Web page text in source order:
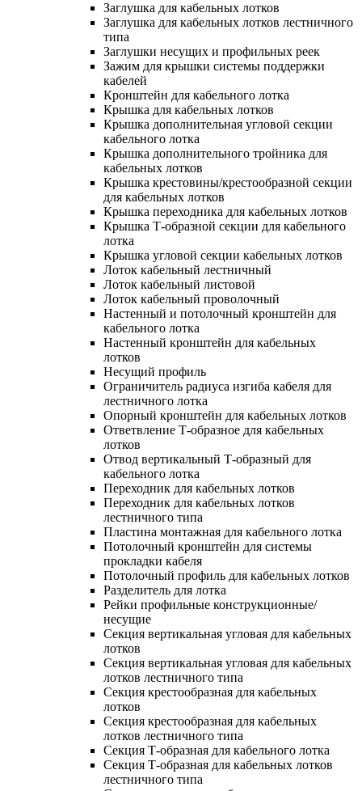
Заглушка для кабельных лотков
Заглушка для кабельных лотков лестничного
типа
Заглушки несущих и профильных реек
Зажим для крышки системы поддержки
кабелей
Кронштейн для кабельного лотка
Крышка для кабельных лотков
Крышка дополнительная угловой секции
кабельного лотка
Крышка дополнительного тройника для
кабельных лотков
Крышка крестовины/крестообразной секции
для кабельных лотков
Крышка переходника для кабельных лотков
Крышка Т-образной секции для кабельного
лотка
Крышка угловой секции кабельных лотков
Лоток кабельный лестничный
Лоток кабельный листовой
Лоток кабельный проволочный
Настенный и потолочный кронштейн для
кабельного лотка
Настенный кронштейн для кабельных
лотков
Несущий профиль
Ограничитель радиуса изгиба кабеля для
лестничного лотка
Опорный кронштейн для кабельных лотков
Ответвление Т-образное для кабельных
лотков
Отвод вертикальный Т-образный для
кабельного лотка
Переходник для кабельных лотков
Переходник для кабельных лотков
лестничного типа
Пластина монтажная для кабельного лотка
Потолочный кронштейн для системы
прокладки кабеля
Потолочный профиль для кабельных лотков
Разделитель для лотка
Рейки профильные конструкционные/
несущие
Секция вертикальная угловая для кабельных
лотков
Секция вертикальная угловая для кабельных
лотков лестничного типа
Секция крестообразная для кабельных
лотков
Секция крестообразная для кабельных
лотков лестничного типа
Секция Т-образная для кабельного лотка
Секция Т-образная для кабельных лотков
лестничного типа